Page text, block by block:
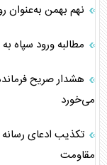
نهم بهمن به‌عنوان
مطالبه ورود سپاه
هشدار صریح
می‌خورد
تکذیب ادعای
مقاومت